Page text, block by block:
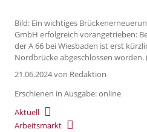
Bild: Ein wichtiges
GmbH erfolgreich vorangetrieben:
der A 66 bei Wiesbaden ist erst
Nordbrücke abgeschlossen
21.06.2024von Redaktion
Erschienen in Ausgabe: online
Aktuell
Arbeitsmarkt